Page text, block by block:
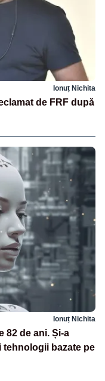
Ionuț Nichita
de FRF după
Ionuț Nichita
82 de ani. Și-a
tehnologii bazate pe